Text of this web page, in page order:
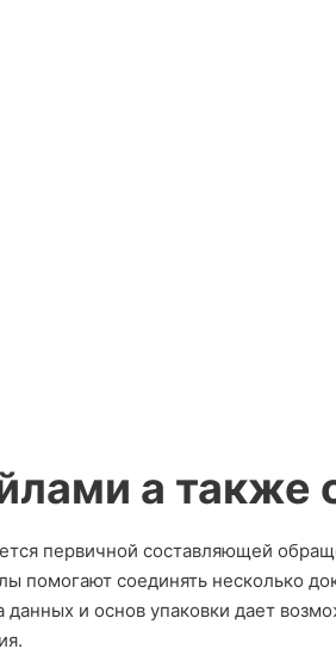
а
первичной составляющей
помогают соединять несколько
и основ упаковки дает